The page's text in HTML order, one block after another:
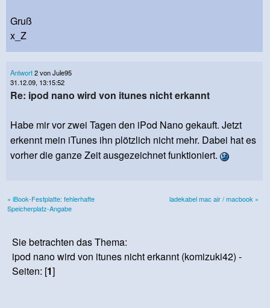
Gruß
x_Z
Antwort2 von Jule95
31.12.09, 13:15:52
Re: ipod nano wird von itunes nicht erkannt
Habe mir vor zwei Tagen den iPod Nano gekauft. Jetzt
erkennt mein iTunes ihn plötzlich nicht mehr. Dabei hat es
vorher die ganze Zeit ausgezeichnet funktioniert.
« iBook-Festplatte: fehlerhafte
Speicherplatz-Angabe
ladekabel mac air / macbook »
Sie betrachten das Thema:
ipod nano wird von itunes nicht erkannt (komizuki42) -
Seiten: [1]